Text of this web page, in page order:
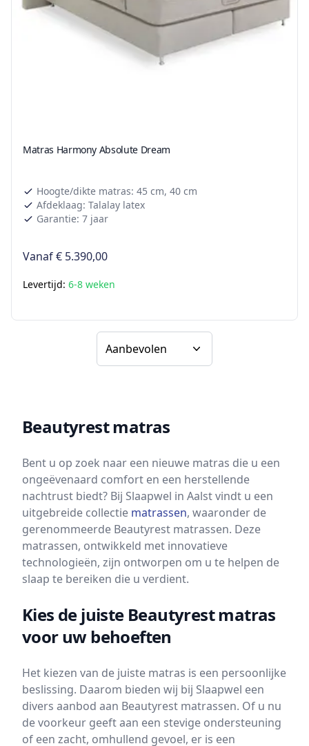
Matras Harmony Absolute Dream
Hoogte/dikte matras: 45 cm, 40 cm
Afdeklaag: Talalay latex
Garantie: 7 jaar
Vanaf€ 5.390,00
Levertijd: 6-8 weken
Sorteer op
Beautyrest matras
Bent u op zoek naar een nieuwe matras die u een
ongeëvenaard comfort en een herstellende
nachtrust biedt? Bij Slaapwel in Aalst vindt u een
uitgebreide collectie matrassen, waaronder de
gerenommeerde Beautyrest matrassen. Deze
matrassen, ontwikkeld met innovatieve
technologieën, zijn ontworpen om u te helpen de
slaap te bereiken die u verdient.
Kies de juiste Beautyrest matras
voor uw behoeften
Het kiezen van de juiste matras is een persoonlijke
beslissing. Daarom bieden wij bij Slaapwel een
divers aanbod aan Beautyrest matrassen. Of u nu
de voorkeur geeft aan een stevige ondersteuning
of een zacht, omhullend gevoel, er is een